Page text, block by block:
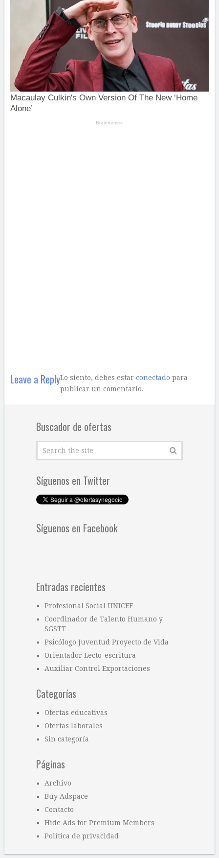
Leave a ReplyLo siento, debes estar conectado para
publicar un comentario.
Buscador de ofertas
Síguenos en Twitter
Síguenos en Facebook
Entradas recientes
Profesional Social UNICEF
Coordinador de Talento Humano y
SGSTT
Psicólogo Juventud Proyecto de Vida
Orientador Lecto-escritura
Auxiliar Control Exportaciones
Categorías
Ofertas educativas
Ofertas laborales
Sin categoría
Páginas
Archivo
Buy Adspace
Contacto
Hide Ads for Premium Members
Política de privacidad